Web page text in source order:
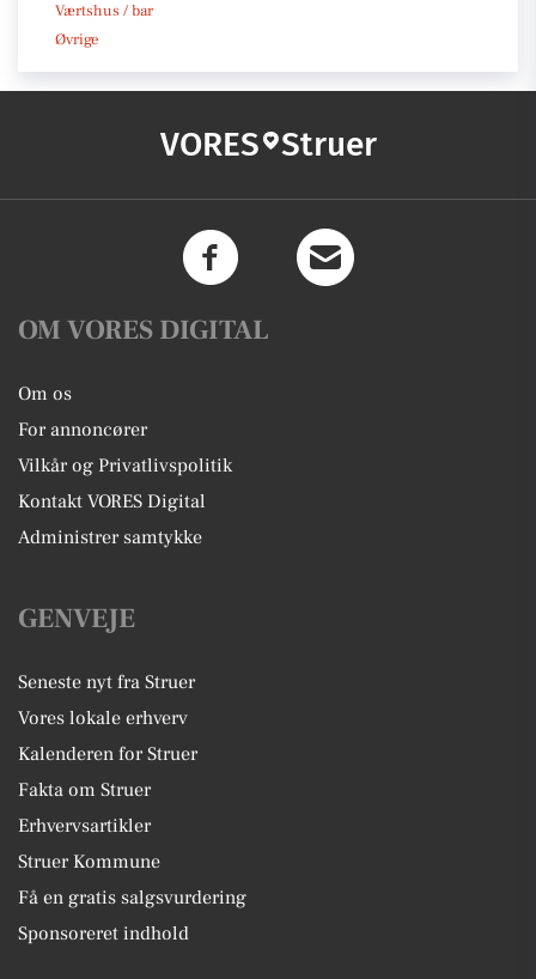
Værtshus / bar
Øvrige
VORES Struer
OM VORES DIGITAL
Om os
For annoncører
Vilkår og Privatlivspolitik
Kontakt VORES Digital
Administrer samtykke
GENVEJE
Seneste nyt fra Struer
Vores lokale erhverv
Kalenderen for Struer
Fakta om Struer
Erhvervsartikler
Struer Kommune
Få en gratis salgsvurdering
Sponsoreret indhold